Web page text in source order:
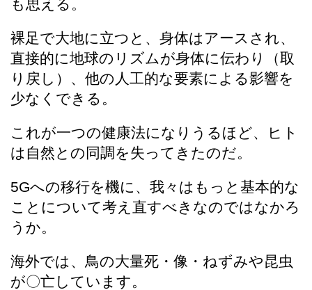
も思える。
裸足で大地に立つと、身体はアースされ、
直接的に地球のリズムが身体に伝わり（取
り戻し）、他の人工的な要素による影響を
少なくできる。
これが一つの健康法になりうるほど、ヒト
は自然との同調を失ってきたのだ。
5Gへの移行を機に、我々はもっと基本的な
ことについて考え直すべきなのではなかろ
うか。
海外では、鳥の大量死・像・ねずみや昆虫
が〇亡しています。